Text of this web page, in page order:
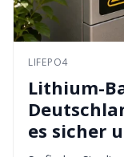
LIFEPO4
Lithium-
es sicher